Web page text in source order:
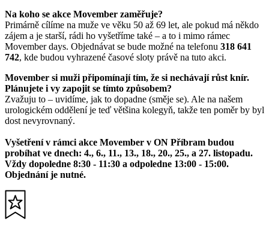
Na koho se akce Movember zaměřuje?
Primárně cílíme na muže ve věku 50 až 69 let, ale pokud má někdo
zájem a je starší, rádi ho vyšetříme také – a to i mimo rámec
Movember days. Objednávat se bude možné na telefonu 318 641
742, kde budou vyhrazené časové sloty právě na tuto akci.
Movember si muži připomínají tím, že si nechávají růst knír.
Plánujete i vy zapojit se tímto způsobem?
Zvažuju to – uvidíme, jak to dopadne (směje se). Ale na našem
urologickém oddělení je teď většina kolegyň, takže ten poměr by byl
dost nevyrovnaný.
Vyšetření v rámci akce Movember v ON Příbram budou
probíhat ve dnech: 4., 6., 11., 13., 18., 20., 25., a 27. listopadu.
Vždy dopoledne 8:30 - 11:30 a odpoledne 13:00 - 15:00.
Objednání je nutné.